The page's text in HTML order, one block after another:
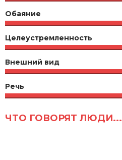
Обаяние
Целеустремленность
Внешний вид
Речь
ЧТО ГОВОРЯТ ЛЮДИ...